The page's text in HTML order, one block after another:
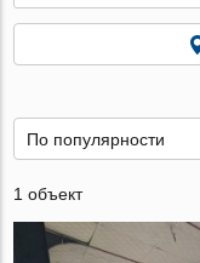
По популярности
1 объект